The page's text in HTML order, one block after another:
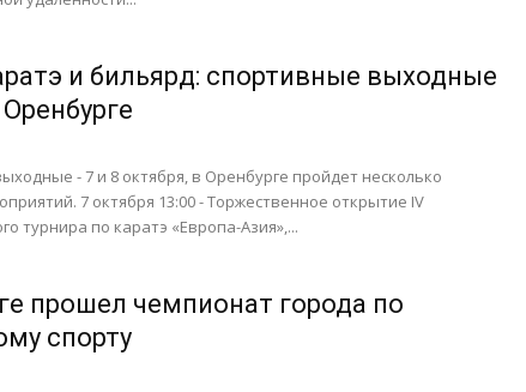
и бильярд: спортивные выходные
- 7 и 8 октября, в Оренбурге пройдет несколько
7 октября 13:00 - Торжественное открытие IV
турнира по каратэ «Европа-Азия»,...
прошел чемпионат города по
спорту